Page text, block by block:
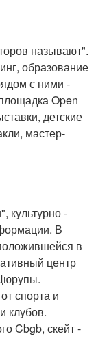
называют".
образование
с ними -
Open
детские
мастер-
культурно -
В
в
центр
спорта и
клубов.
Cbgb, скейт -